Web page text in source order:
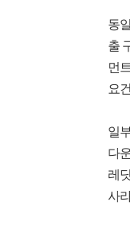
동
출
먼
요
일
다
레
사